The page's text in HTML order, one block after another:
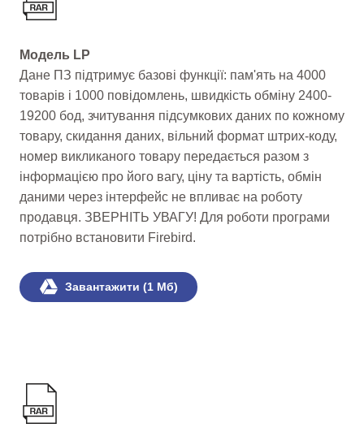
Модель LP
Дане ПЗ підтримує базові функції: пам'ять на 4000
товарів і 1000 повідомлень, швидкість обміну 2400-
19200 бод, зчитування підсумкових даних по кожному
товару, скидання даних, вільний формат штрих-коду,
номер викликаного товару передається разом з
інформацією про його вагу, ціну та вартість, обмін
даними через інтерфейс не впливає на роботу
продавця. ЗВЕРНІТЬ УВАГУ! Для роботи програми
потрібно встановити Firebird.
Завантажити (1 Мб)